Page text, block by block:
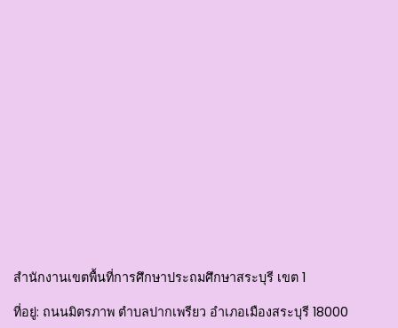
สำนักงานเขตพื้นที่การศึกษาประถมศึกษาสระบุรี เขต 1
ที่อยู่: ถนนมิตรภาพ ตำบลปากเพรียว อำเภอเมืองสระบุรี 18000